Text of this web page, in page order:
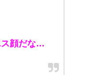
ス顔だな…